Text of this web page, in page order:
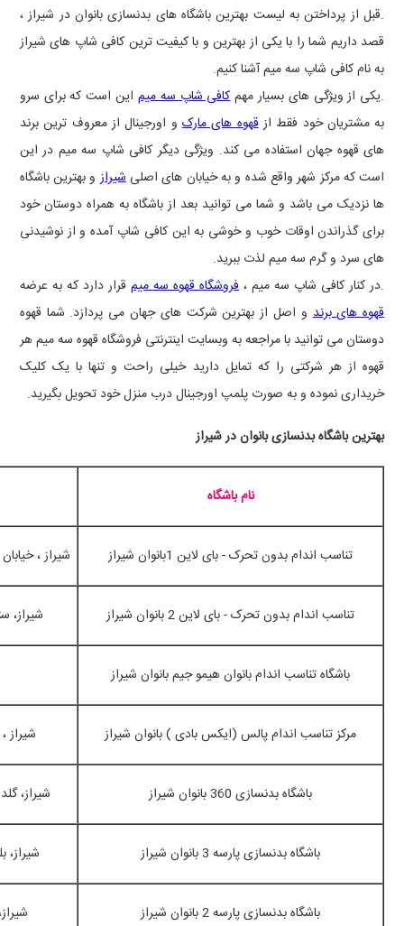
.قبل از پرداختن به لیست بهترین باشگاه های بدنسازی بانوان در شیراز ،
قصد داریم شما را با یکی از بهترین و با کیفیت ترین کافی شاپ های شیراز
به نام کافی شاپ سه میم آشنا کنیم.
.یکی از ویژگی های بسیار مهمکافی شاپ سه میم این است که برای سرو
به مشتریان خود فقط ازقهوه های مارکو اورجینال از معروف ترین برند
های قهوه جهان استفاده می کند. ویژگی دیگر کافی شاپ سه میم در این
است که مرکز شهر واقع شده و به خیابان های اصلیشیراز و بهترین باشگاه
ها نزدیک می باشد و شما می توانید بعد از باشگاه به همراه دوستان خود
برای گذراندن اوقات خوب و خوشی به این کافی شاپ آمده و از نوشیدنی
های سرد و گرم سه میم لذت ببرید.
.در کنار کافی شاپ سه میم ، فروشگاه قهوه سه میم قرار دارد که به عرضه
قهوه های برندو اصل از بهترین شرکت های جهان می پردازد. شما قهوه
دوستان می توانید با مراجعه به وبسایت اینترنتی فروشگاه قهوه سه میم هر
قهوه از هر شرکتی را که تمایل دارید خیلی راحت و تنها با یک کلیک
خریداری نموده و به صورت پلمپ اورجینال درب منزل خود تحویل بگیرید.
بهترین باشگاه بدنسازی بانوان در شیراز
نام باشگاه
تناسب اندام بدون تحرک - بای لاین 1بانوان شیراز شیراز ،
تناسب اندام بدون تحرک - بای لاین 2 بانوان شیراز شیراز،
باشگاه تناسب اندام بانوان هیمو جیم بانوان شیراز
مرکز تناسب اندام پالس (ایکس بادی ) بانوان شیراز شیراز ،
باشگاه بدنسازی 360 بانوان شیراز شیراز،
باشگاه بدنسازی پارسه 3 بانوان شیراز شیراز،
باشگاه بدنسازی پارسه 2 بانوان شیراز